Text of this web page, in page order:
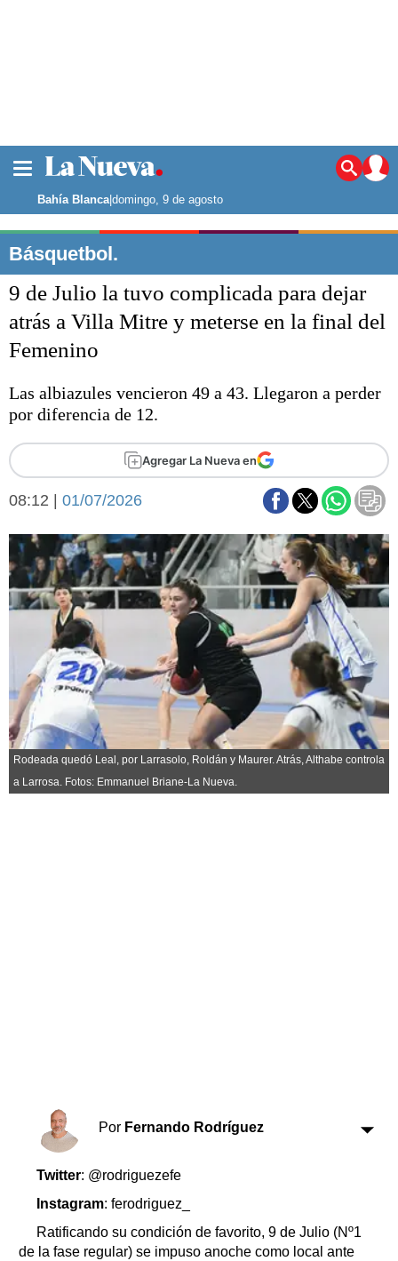
Noticias
La ciudad
Punta Alta
El mundo
Opinión
Liga del Sur
Federal A
Aplausos
Economía y campo
Con el campo
Espacio empresas
Sociedad y tiempo
Sociedad
Tecnología
Turismo
Salud
Es viral
El tiempo
Fúnebres
Clasificados
Bahía Blanca|domingo, 9 de agosto
Básquetbol.
9 de Julio la tuvo complicada para dejar
atrás a Villa Mitre y meterse en la final del
Femenino
Las albiazules vencieron 49 a 43. Llegaron a perder
por diferencia de 12.
Agregar La Nueva en
08:12 | 01/07/2026
Rodeada quedó Leal, por Larrasolo, Roldán y Maurer. Atrás, Althabe controla
a Larrosa. Fotos: Emmanuel Briane-La Nueva.
Por Fernando Rodríguez
Twitter: @rodriguezefe
Instagram: ferodriguez_
Ratificando su condición de favorito, 9 de Julio (Nº1
de la fase regular) se impuso anoche como local ante